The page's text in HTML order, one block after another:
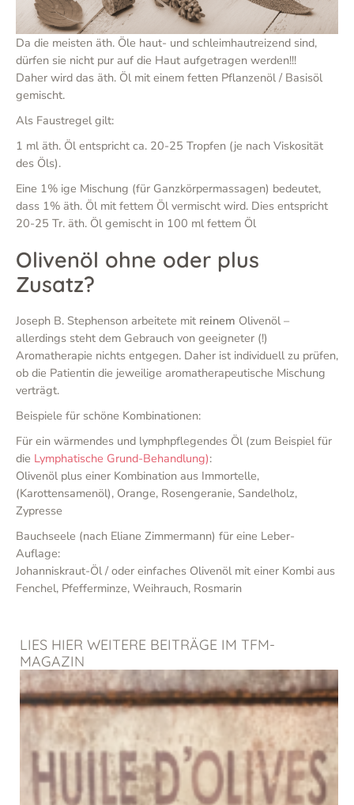
Da die meisten äth. Öle haut- und schleimhautreizend sind,
dürfen sie nicht pur auf die Haut aufgetragen werden!!!
Daher wird das äth. Öl mit einem fetten Pflanzenöl / Basisöl
gemischt.
Als Faustregel gilt:
1 ml äth. Öl entspricht ca. 20-25 Tropfen (je nach Viskosität
des Öls).
Eine 1% ige Mischung (für Ganzkörpermassagen) bedeutet,
dass 1% äth. Öl mit fettem Öl vermischt wird. Dies entspricht
20-25 Tr. äth. Öl gemischt in 100 ml fettem Öl
Olivenöl ohne oder plus
Zusatz?
Joseph B. Stephenson arbeitete mit reinem Olivenöl –
allerdings steht dem Gebrauch von geeigneter (!)
Aromatherapie nichts entgegen. Daher ist individuell zu prüfen,
ob die Patientin die jeweilige aromatherapeutische Mischung
verträgt.
Beispiele für schöne Kombinationen:
Für ein wärmendes und lymphpflegendes Öl (zum Beispiel für
die Lymphatische Grund-Behandlung):
Olivenöl plus einer Kombination aus Immortelle,
(Karottensamenöl), Orange, Rosengeranie, Sandelholz,
Zypresse
Bauchseele (nach Eliane Zimmermann) für eine Leber-
Auflage:
Johanniskraut-Öl / oder einfaches Olivenöl mit einer Kombi aus
Fenchel, Pfefferminze, Weihrauch, Rosmarin
LIES HIER WEITERE BEITRÄGE IM TFM-
MAGAZIN
Seite Seite Seite Seite